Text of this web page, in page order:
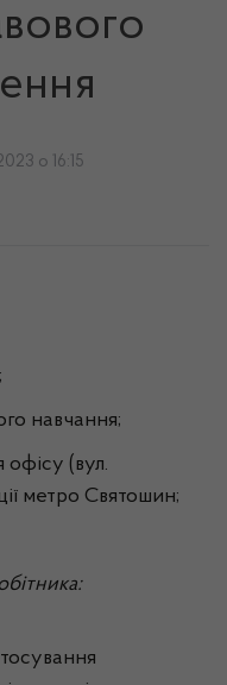
о 16:15
навчання;
офісу (вул.
метро Святошин;